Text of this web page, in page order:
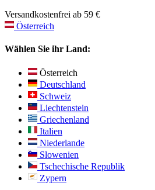
Versandkostenfrei ab 59 €
Österreich
Wählen Sie ihr Land:
Österreich
Deutschland
Schweiz
Liechtenstein
Griechenland
Italien
Niederlande
Slowenien
Tschechische Republik
Zypern